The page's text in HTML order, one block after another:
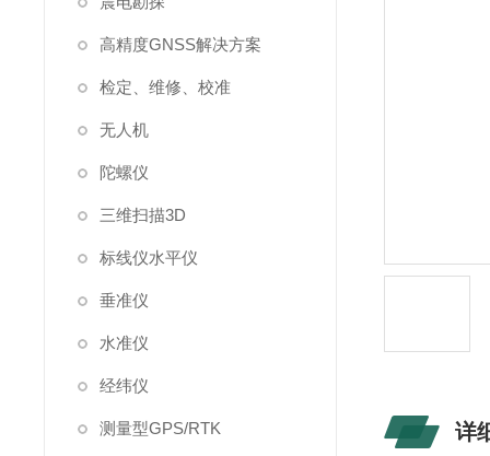
高精度GNSS解决方案
检定、维修、校准
无人机
陀螺仪
三维扫描3D
标线仪水平仪
垂准仪
水准仪
经纬仪
测量型GPS/RTK 详